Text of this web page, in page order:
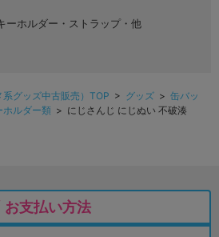
ーホルダー・ストラップ・他
グッズ中古販売）TOP > グッズ > 缶バッ
ホルダー類 > にじさんじ にじぬい 不破湊
お支払い方法